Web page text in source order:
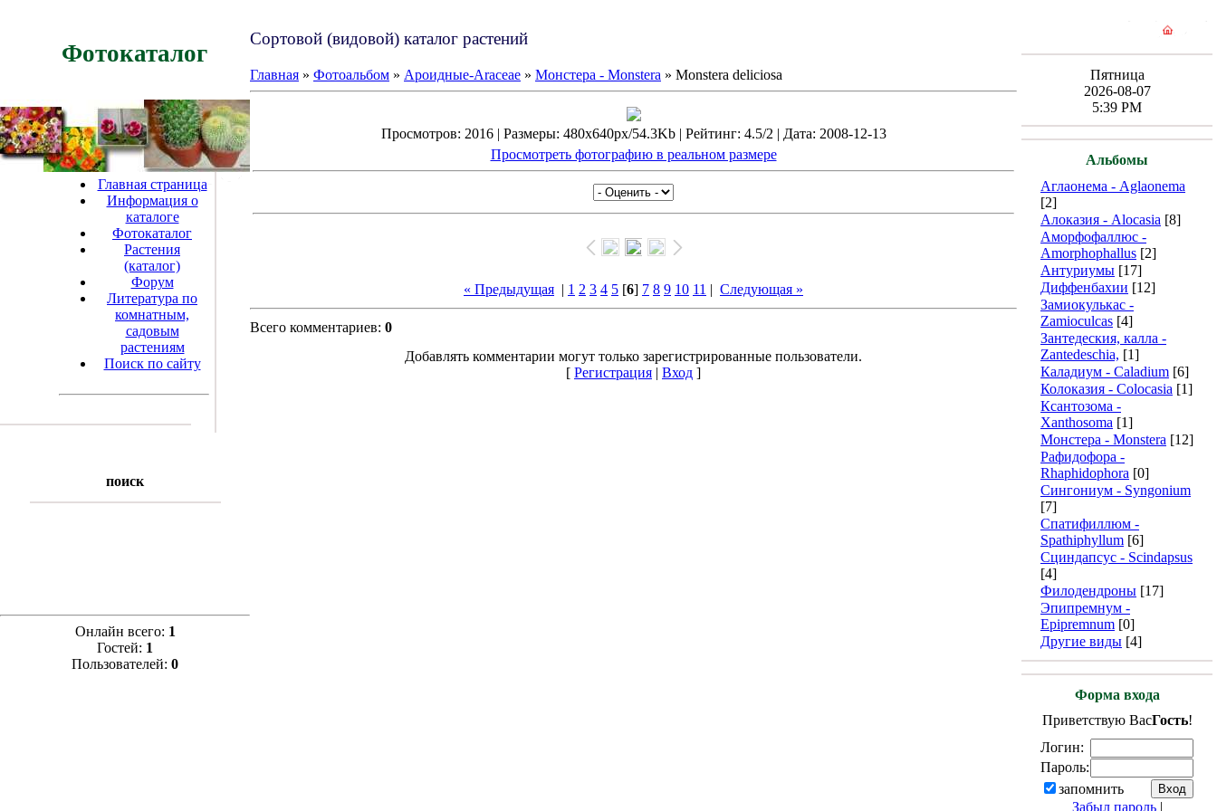
Фотокаталог
Главная страница
Информация о
каталоге
Фотокаталог
Растения
(каталог)
Форум
Литература по
комнатным,
садовым
растениям
Поиск по сайту
поиск
Онлайн всего: 1
Гостей: 1
Пользователей: 0
Сортовой (видовой) каталог растений
Главная » Фотоальбом » Ароидные-Araceae » Монстера - Monstera » Monstera deliciosa
Просмотров: 2016 | Размеры: 480x640px/54.3Kb | Рейтинг: 4.5/2 | Дата: 2008-12-13
Просмотреть фотографию в реальном размере
« Предыдущая | 1 2 3 4 5 [6] 7 8 9 10 11 | Следующая »
Всего комментариев: 0
Добавлять комментарии могут только зарегистрированные пользователи.
[ Регистрация | Вход ]
Пятница
2026-08-07
5:39 PM
Альбомы
Аглаонема - Aglaonema
[2]
Алоказия - Alocasia [8]
Аморфофаллюс -
Amorphophallus [2]
Антуриумы [17]
Диффенбахии [12]
Замиокулькас -
Zamioculcas [4]
Зантедеския, калла -
Zantedeschia, [1]
Каладиум - Caladium [6]
Колоказия - Colocasia [1]
Ксантозома -
Xanthosoma [1]
Монстера - Monstera [12]
Рафидофора -
Rhaphidophora [0]
Сингониум - Syngonium
[7]
Спатифиллюм -
Spathiphyllum [6]
Сциндапсус - Scindapsus
[4]
Филодендроны [17]
Эпипремнум -
Epipremnum [0]
Другие виды [4]
Форма входа
Приветствую ВасГость!
Логин:
Пароль:
запомнить
Забыл пароль|